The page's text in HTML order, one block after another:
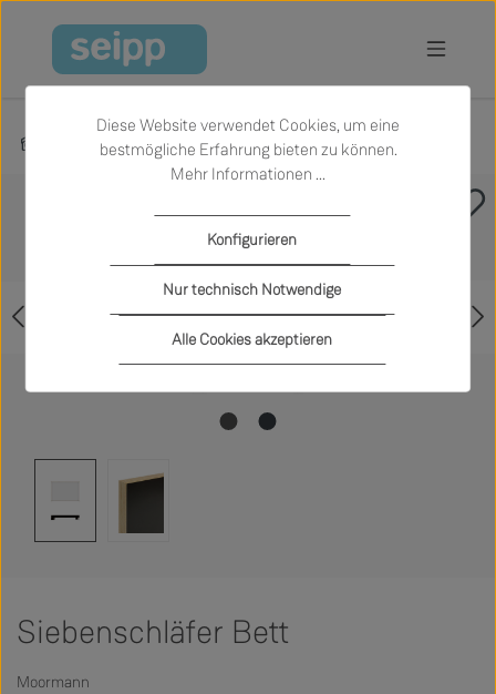
Zum Hauptinhalt springen
Produkte Schlafen Betten
Siebenschläfer Bett
Moormann
Diese Website verwendet Cookies, um eine
bestmögliche Erfahrung bieten zu können.
Mehr Informationen ...
Nur technisch Notwendige
Konfigurieren
Alle Cookies akzeptieren